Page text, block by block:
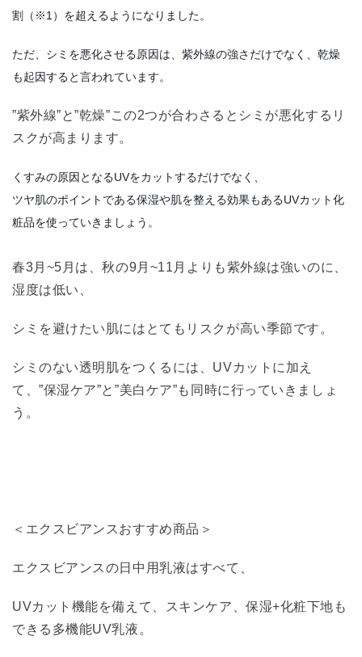
割（※1）を超えるようになりました。
ただ、シミを悪化させる原因は、紫外線の強さだけでなく、乾燥
も起因すると言われています。
”紫外線”と”乾燥”この2つが合わさるとシミが悪化するリ
スクが高まります。
くすみの原因となるUVをカットするだけでなく、
ツヤ肌のポイントである保湿や肌を整える効果もあるUVカット化
粧品を使っていきましょう。
春3月~5月は、秋の9月~11月よりも紫外線は強いのに、
湿度は低い、
シミを避けたい肌にはとてもリスクが高い季節です。
シミのない透明肌をつくるには、UVカットに加え
て、”保湿ケア”と”美白ケア”も同時に行っていきましょ
う。
＜エクスビアンスおすすめ商品＞
エクスビアンスの日中用乳液はすべて、
UVカット機能を備えて、スキンケア、保湿+化粧下地も
できる多機能UV乳液。